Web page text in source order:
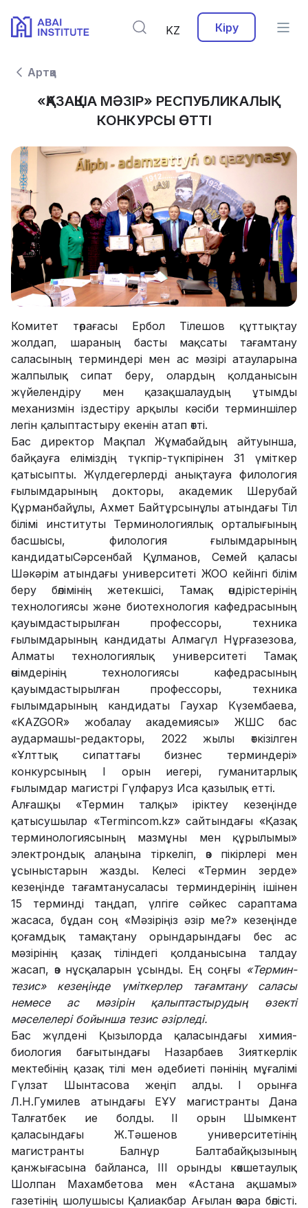
KZ Кіру
Артқа
«ҚАЗАҚША МӘЗІР» РЕСПУБЛИКАЛЫҚ
КОНКУРСЫ ӨТТІ
Комитет төрағасы
Ербол Тілешов құттықтау
жолдап, шараның басты мақсаты тағамтану
саласының терминдері мен ас мәзірі атауларына
жалпылық сипат беру, олардың қолданысын
жүйелендіру мен қазақшалаудың ұтымды
механизмін іздестіру арқылы кәсіби терминшілер
легін қалыптастыру екенін атап өтті.
Бас директор
Мақпал Жұмабайдың айтуынша,
байқауға еліміздің түкпір-түкпірінен 31 үміткер
қатысыпты. Жүлдегерлерді анықтауға филология
ғылымдарының докторы, академик Шерубай
Құрманбайұлы, Ахмет Байтұрсынұлы атындағы Тіл
білімі институты Терминологиялық орталығының
басшысы, филология ғылымдарының
кандидатыСәрсенбай Құлманов, Семей қаласы
Шәкәрім атындағы университеті ЖОО кейінгі білім
беру бөлімінің жетекшісі, Тамақ өндірістерінің
технологиясы және биотехнология кафедрасының
қауымдастырылған профессоры, техника
ғылымдарының кандидаты Алмагүл Нұрғазезова,
Алматы технологиялық университеті Тамақ
өнімдерінің технологиясы кафедрасының
қауымдастырылған профессоры, техника
ғылымдарының кандидаты Гаухар Күзембаева,
«KAZGOR» жобалау академиясы» ЖШС бас
аудармашы-редакторы, 2022 жылы өткізілген
«Ұлттық сипаттағы бизнес терминдері»
конкурсының І орын иегері, гуманитарлық
ғылымдар магистрі Гүлфаруз Иса қазылық етті.
Алғашқы «Термин талқы» іріктеу кезеңінде
қатысушылар «Теrmincоm.kz» сайтындағы «Қазақ
терминологиясының мазмұны мен құрылымы»
электрондық алаңына тіркеліп, өз пікірлері мен
ұсыныстарын жазды. Келесі «Термин зерде»
кезеңінде тағамтанусаласы терминдерінің ішінен
15 терминді таңдап, үлгіге сәйкес сараптама
жасаса, бұдан соң «Мәзіріңіз әзір ме?» кезеңінде
қоғамдық тамақтану орындарындағы бес ас
мәзірінің қазақ тіліндегі қолданысына талдау
жасап, өз нұсқаларын ұсынды. Ең соңғы «Термин-
тезис» кезеңінде үміткерлер тағамтану саласы
немесе ас мәзірін қалыптастырудың өзекті
мәселелері бойынша тезис әзірледі.
Бас жүлдені Қызылорда қаласындағы химия-
биология бағытындағы Назарбаев Зияткерлік
мектебінің қазақ тілі мен әдебиеті пәнінің мұғалімі
Гүлзат Шынтасова жеңіп алды.
І орынға
Л.Н.Гумилев атындағы ЕҰУ магистранты Дана
Талғатбек ие болды.
ІІ орын
Шымкент
қаласындағы
Ж.Тәшенов университетінің
магистранты Балнұр Балтабайқызының
қанжығасына байланса,
ІІІ орынды көкшетаулық
Шолпан Махамбетова мен «Астана ақшамы»
газетінің шолушысы Қалиакбар Ағылан өзара бөлісті.